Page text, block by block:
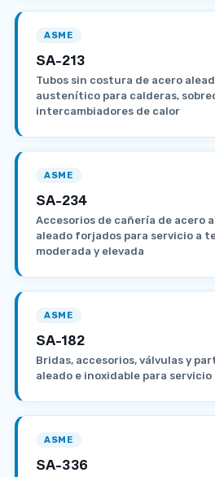
ASME
SA-213
Tubos sin costura de acero
austenítico para calderas,
intercambiadores de calor
ASME
SA-234
Accesorios de cañería de acero
aleado forjados para servicio a
moderada y elevada
ASME
SA-182
Bridas, accesorios, válvulas y
aleado e inoxidable para
ASME
SA-336